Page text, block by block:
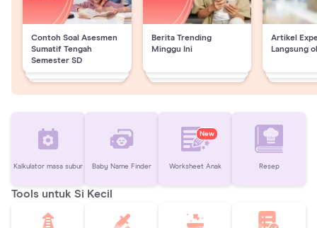
Contoh Soal Asesmen
Sumatif Tengah
Semester SD
Berita Trending
Minggu Ini
Artikel
Langsung
Kalkulator masa subur Baby Name Finder
New
Worksheet Anak Resep
Tools untuk Si Kecil